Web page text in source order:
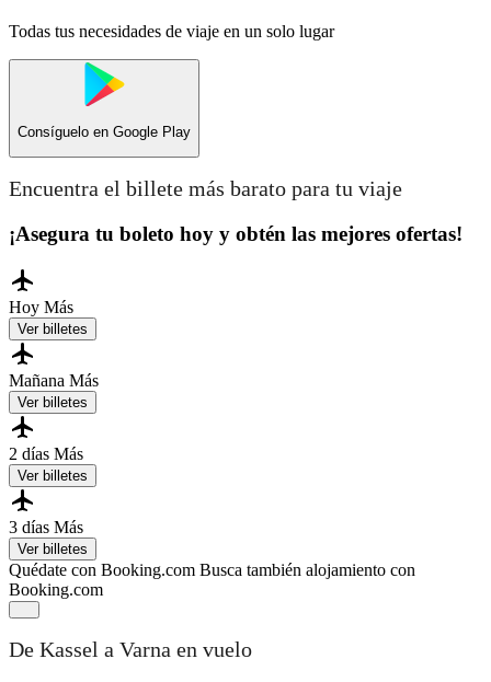
Todas tus necesidades de viaje en un solo lugar
Consíguelo en Google Play
Encuentra el billete más barato para tu viaje
¡Asegura tu boleto hoy y obtén las mejores ofertas!
Hoy Más
Ver billetes
Mañana Más
Ver billetes
2 días Más
Ver billetes
3 días Más
Ver billetes
Quédate con Booking.com Busca también alojamiento con
Booking.com
De Kassel a Varna en vuelo